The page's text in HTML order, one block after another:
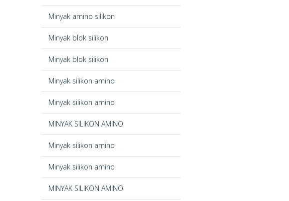
Minyak amino silikon
Minyak blok silikon
Minyak blok silikon
Minyak silikon amino
Minyak silikon amino
MINYAK SILIKON AMINO
Minyak silikon amino
Minyak silikon amino
MINYAK SILIKON AMINO